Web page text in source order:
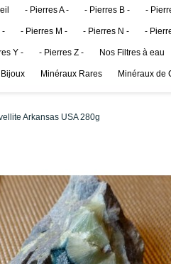
- Pierres A - - Pierres B - -
- - Pierres M - - Pierres N - -
Y - - Pierres Z - Nos Filtres à eau
Bijoux Minéraux Rares Minéraux de
Arkansas USA 280g